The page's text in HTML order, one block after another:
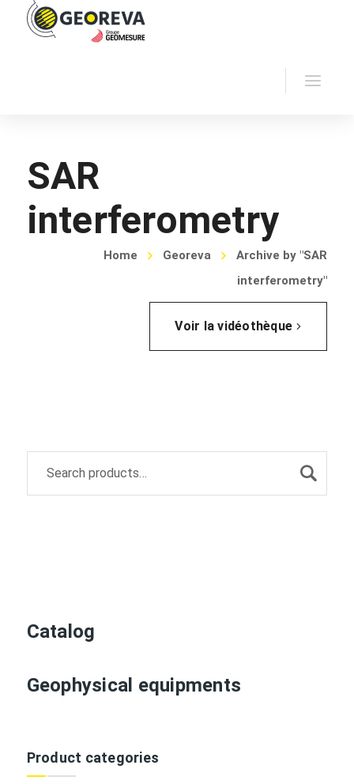
SAR
interferometry
Home Georeva
Archive by "SAR
interferometry"
Voir la vidéothèque
Catalog
Geophysical equipments
Product categories